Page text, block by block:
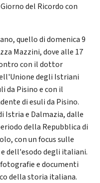
del Ricordo con
quello di domenica 9
Mazzini, dove alle 17
con il dottor
degli Istriani
da Pisino e con il
di esuli da Pisino.
Istria e Dalmazia, dalle
della Repubblica di
con un focus sulle
dell'esodo degli italiani.
e documenti
della storia italiana.